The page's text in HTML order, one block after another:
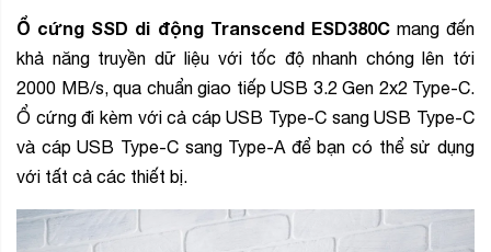
Ổ cứng SSD di động Transcend ESD380Cmang đến
khả năng truyền dữ liệu với tốc độ nhanh chóng lên tới
2000 MB/s, qua chuẩn giao tiếp USB 3.2 Gen 2x2 Type-C.
Ổ cứng đi kèm với cả cáp USB Type-C sang USB Type-C
và cáp USB Type-C sang Type-A để bạn có thể sử dụng
với tất cả các thiết bị.